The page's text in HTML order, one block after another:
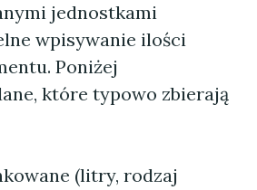
jednostkami
wpisywanie ilości
Poniżej
które typowo zbierają
(litry, rodzaj